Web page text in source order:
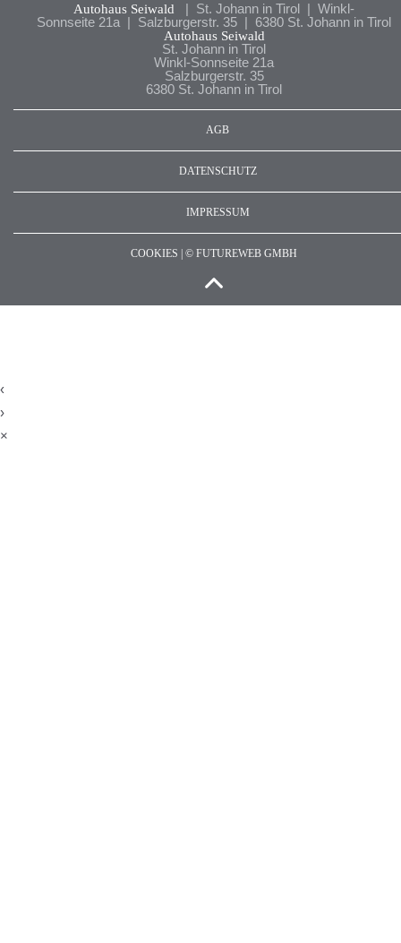
Autohaus Seiwald
| St. Johann in Tirol | Winkl-
Sonnseite 21a | Salzburgerstr. 35 | 6380 St. Johann in Tirol
Autohaus Seiwald
St. Johann in Tirol
Winkl-Sonnseite 21a
Salzburgerstr. 35
6380 St. Johann in Tirol
AGB
DATENSCHUTZ
IMPRESSUM
COOKIES | © FUTUREWEB GMBH
‹
›
×